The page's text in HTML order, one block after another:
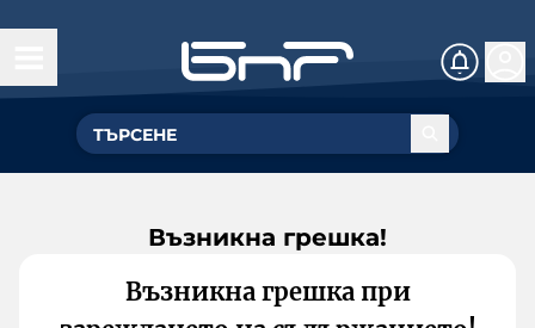
Възникна грешка!
Възникна грешка при